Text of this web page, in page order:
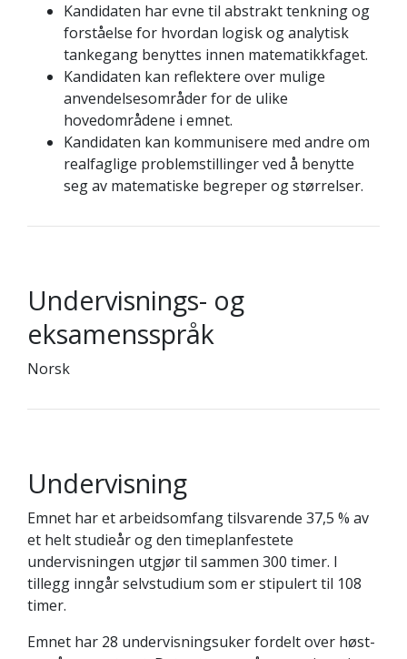
Kandidaten har evne til abstrakt tenkning og
forståelse for hvordan logisk og analytisk
tankegang benyttes innen matematikkfaget.
Kandidaten kan reflektere over mulige
anvendelsesområder for de ulike
hovedområdene i emnet.
Kandidaten kan kommunisere med andre om
realfaglige problemstillinger ved å benytte
seg av matematiske begreper og størrelser.
Undervisnings- og
eksamensspråk
Norsk
Undervisning
Emnet har et arbeidsomfang tilsvarende 37,5 % av
et helt studieår og den timeplanfestete
undervisningen utgjør til sammen 300 timer. I
tillegg inngår selvstudium som er stipulert til 108
timer.
Emnet har 28 undervisningsuker fordelt over høst-